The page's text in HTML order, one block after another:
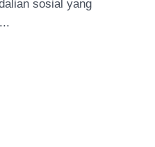
sosial yang